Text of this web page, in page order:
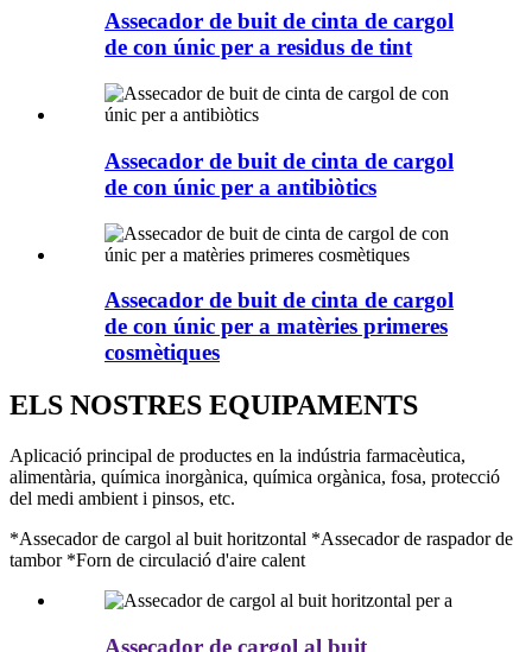
Assecador de buit de cinta de cargol
de con únic per a residus de tint
Assecador de buit de cinta de cargol
de con únic per a antibiòtics
Assecador de buit de cinta de cargol
de con únic per a matèries primeres
cosmètiques
ELS NOSTRES EQUIPAMENTS
Aplicació principal de productes en la indústria farmacèutica,
alimentària, química inorgànica, química orgànica, fosa, protecció
del medi ambient i pinsos, etc.
*Assecador de cargol al buit horitzontal *Assecador de raspador de
tambor *Forn de circulació d'aire calent
Assecador de cargol al buit